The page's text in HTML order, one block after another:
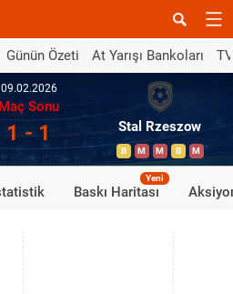
Günün Özeti At Yarışı Bankoları
09.02.2026
Maç Sonu
1 - 1 Stal Rzeszow
B M M B M
Baskı Haritası
Yeni